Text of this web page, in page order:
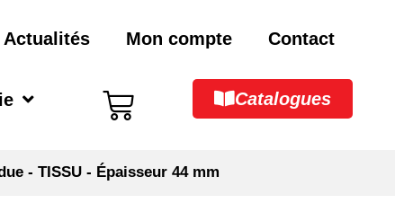
Actualités Mon compte Contact
Catalogues
- TISSU - Épaisseur 44 mm